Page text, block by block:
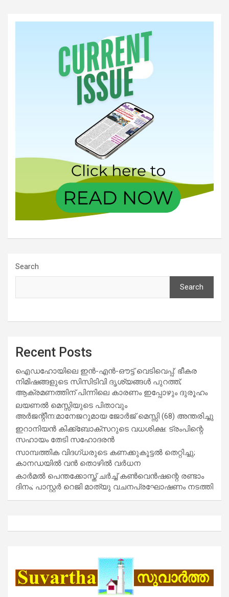
Search
Search
Recent Posts
ഐഡഹോയിലെ ഇൻ-എൻ-ഔട്ട് വെടിവെപ്പ്: ഭീകര
നിമിഷങ്ങളുടെ സിസിടിവി ദൃശ്യങ്ങൾ പുറത്ത്;
ആക്രമണത്തിന് പിന്നിലെ കാരണം ഇപ്പോഴും ദുരൂഹം
ലയണൽ മെസ്സിയുടെ പിതാവും
അർജന്റീന:മാനേജറുമായ ജോർജ് മെസ്സി (68) അന്തരിച്ചു
ഇറാനിയൻ കിക്ക്ബോക്സറുടെ വധശിക്ഷ: ട്രംപിന്റെ
സഹായം തേടി സഹോദരൻ
സാമ്പത്തിക വിദഗ്ധരുടെ കണക്കുകൂട്ടൽ തെറ്റിച്ചു;
കാനഡയിൽ വൻ തൊഴിൽ വർധന
കാർമൽ പെന്തക്കോസ്ത് ചർച്ച് കൺവെൻഷന്റെ രണ്ടാം
ദിനം; പാസ്റ്റർ റെജി മാത്യു വചനപ്രഘോഷണം നടത്തി